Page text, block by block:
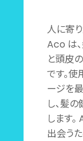
人に寄
Aco は
と頭皮
です。
ージを
し、髪
します
出会う